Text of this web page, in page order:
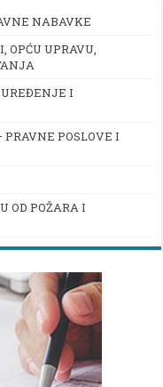
NABAVKE
UPRAVU,
I
POSLOVE I
OD POŽARA I